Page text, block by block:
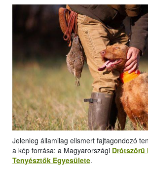
Jelenleg államilag elismert fajtagondozó
a kép forrása: a Magyarországi Drótszőrű
Tenyésztők Egyesülete.